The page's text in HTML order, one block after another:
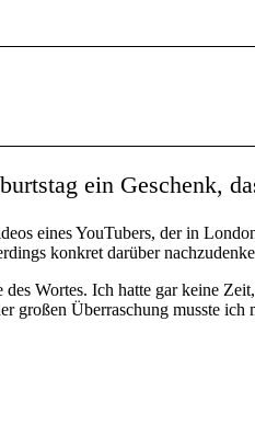
ein Geschenk,
eines YouTubers, der in
konkret darüber
Wortes. Ich hatte gar keine
großen Überraschung musste